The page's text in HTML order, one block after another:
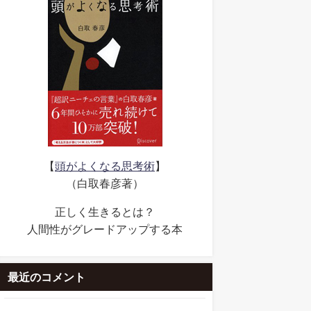
【頭がよくなる思考術】
（白取春彦著）
正しく生きるとは？
人間性がグレードアップする本
最近のコメント